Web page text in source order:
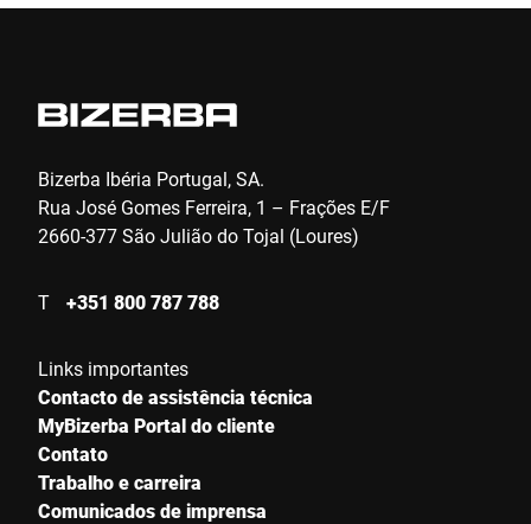
Bizerba Ibéria Portugal, SA.
Rua José Gomes Ferreira, 1 – Frações E/F
2660-377 São Julião do Tojal (Loures)
T +351 800 787 788
Links importantes
Contacto de assistência técnica
MyBizerba Portal do cliente
Contato
Trabalho e carreira
Comunicados de imprensa